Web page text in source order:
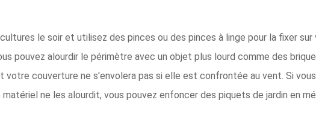
le soir et utilisez des pinces ou des pinces à linge pour la fixer
pouvez alourdir le périmètre avec un objet plus lourd comme des
votre couverture ne s'envolera pas si elle est confrontée au vent. Si
ne les alourdit, vous pouvez enfoncer des piquets de jardin en